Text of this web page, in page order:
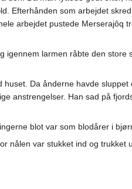
Efterhånden som arbejdet
arbejdet pustede Merserajôq
larmen råbte den
Da ånderne havde
anstrengelser. Han sad på
blot var som blodårer i
nålen var stukket ind og trukket